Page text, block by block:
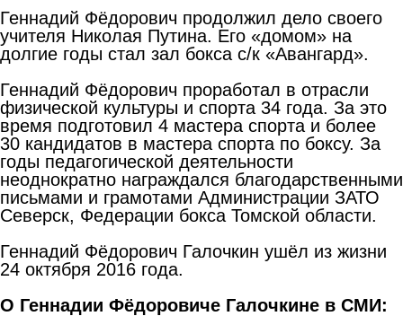
Геннадий Фёдорович продолжил дело своего
учителя Николая Путина. Его «домом» на
долгие годы стал зал бокса с/к «Авангард».
Геннадий Фёдорович проработал в отрасли
физической культуры и спорта 34 года. За это
время подготовил 4 мастера спорта и более
30 кандидатов в мастера спорта по боксу. За
годы педагогической деятельности
неоднократно награждался благодарственными
письмами и грамотами Администрации ЗАТО
Северск, Федерации бокса Томской области.
Геннадий Фёдорович Галочкин ушёл из жизни
24 октября 2016 года.
О Геннадии Фёдоровиче Галочкине в СМИ: